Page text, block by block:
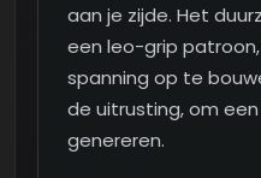
aan je zijde. Het
een leo-grip
spanning op te
de uitrusting, om
genereren.